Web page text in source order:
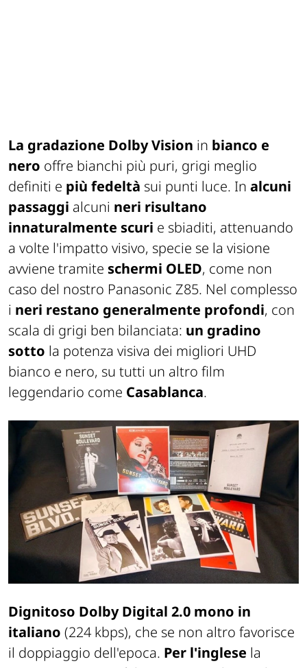
La gradazione Dolby Vision in bianco e
nero offre bianchi più puri, grigi meglio
definiti e più fedeltà sui punti luce. In alcuni
passaggi alcuni neri risultano
innaturalmente scuri e sbiaditi, attenuando
a volte l'impatto visivo, specie se la visione
avviene tramite schermi OLED, come non
caso del nostro Panasonic Z85. Nel complesso
i neri restano generalmente profondi, con
scala di grigi ben bilanciata: un gradino
sotto la potenza visiva dei migliori UHD
bianco e nero, su tutti un altro film
leggendario come Casablanca.
Dignitoso Dolby Digital 2.0 mono in
italiano (224 kbps), che se non altro favorisce
il doppiaggio dell'epoca. Per l'inglese la